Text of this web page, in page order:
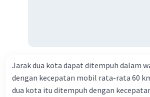
Jarak dua kota dapat ditempuh dalam
dengan kecepatan mobil rata-rata 60
dua kota itu ditempuh dengan